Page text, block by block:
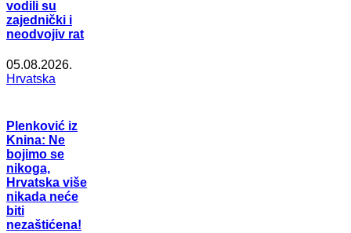
vodili su
zajednički i
neodvojiv rat
05.08.2026.
Hrvatska
Plenković iz
Knina: Ne
bojimo se
nikoga,
Hrvatska više
nikada neće
biti
nezaštićena!